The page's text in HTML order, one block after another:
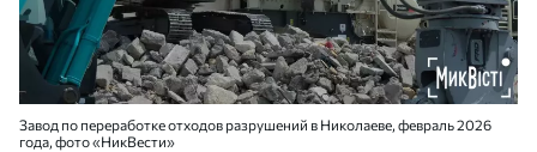
Завод по переработке отходов разрушений в Николаеве, февраль 2026
года, фото «НикВести»